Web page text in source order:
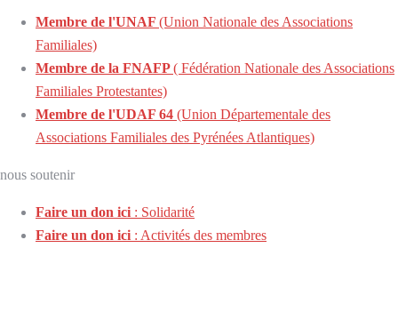
Membre de l'UNAF (Union Nationale des Associations
Familiales)
Membre de la FNAFP( Fédération Nationale des Associations
Familiales Protestantes)
Membre de l'UDAF 64 (Union Départementale des
Associations Familiales des Pyrénées Atlantiques)
nous soutenir
Faire un don ici : Solidarité
Faire un don ici : Activités des membres